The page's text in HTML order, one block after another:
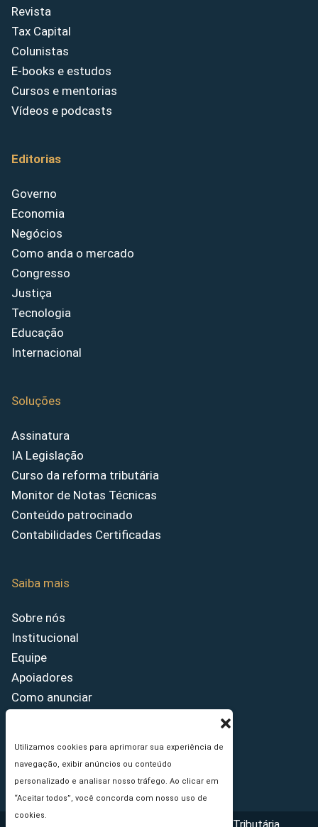
Utilizamos cookies para aprimorar sua experiência de
navegação, exibir anúncios ou conteúdo
personalizado e analisar nosso tráfego. Ao clicar em
“Aceitar todos”, você concorda com nosso uso de
cookies.
Revista
Tax Capital
Colunistas
E-books e estudos
Cursos e mentorias
Vídeos e podcasts
Editorias
Governo
Economia
Negócios
Como anda o mercado
Congresso
Justiça
Tecnologia
Educação
Internacional
Soluções
Assinatura
IA Legislação
Curso da reforma tributária
Monitor de Notas Técnicas
Conteúdo patrocinado
Contabilidades Certificadas
Saiba mais
Sobre nós
Institucional
Equipe
Apoiadores
Como anunciar
Princípios Editoriais